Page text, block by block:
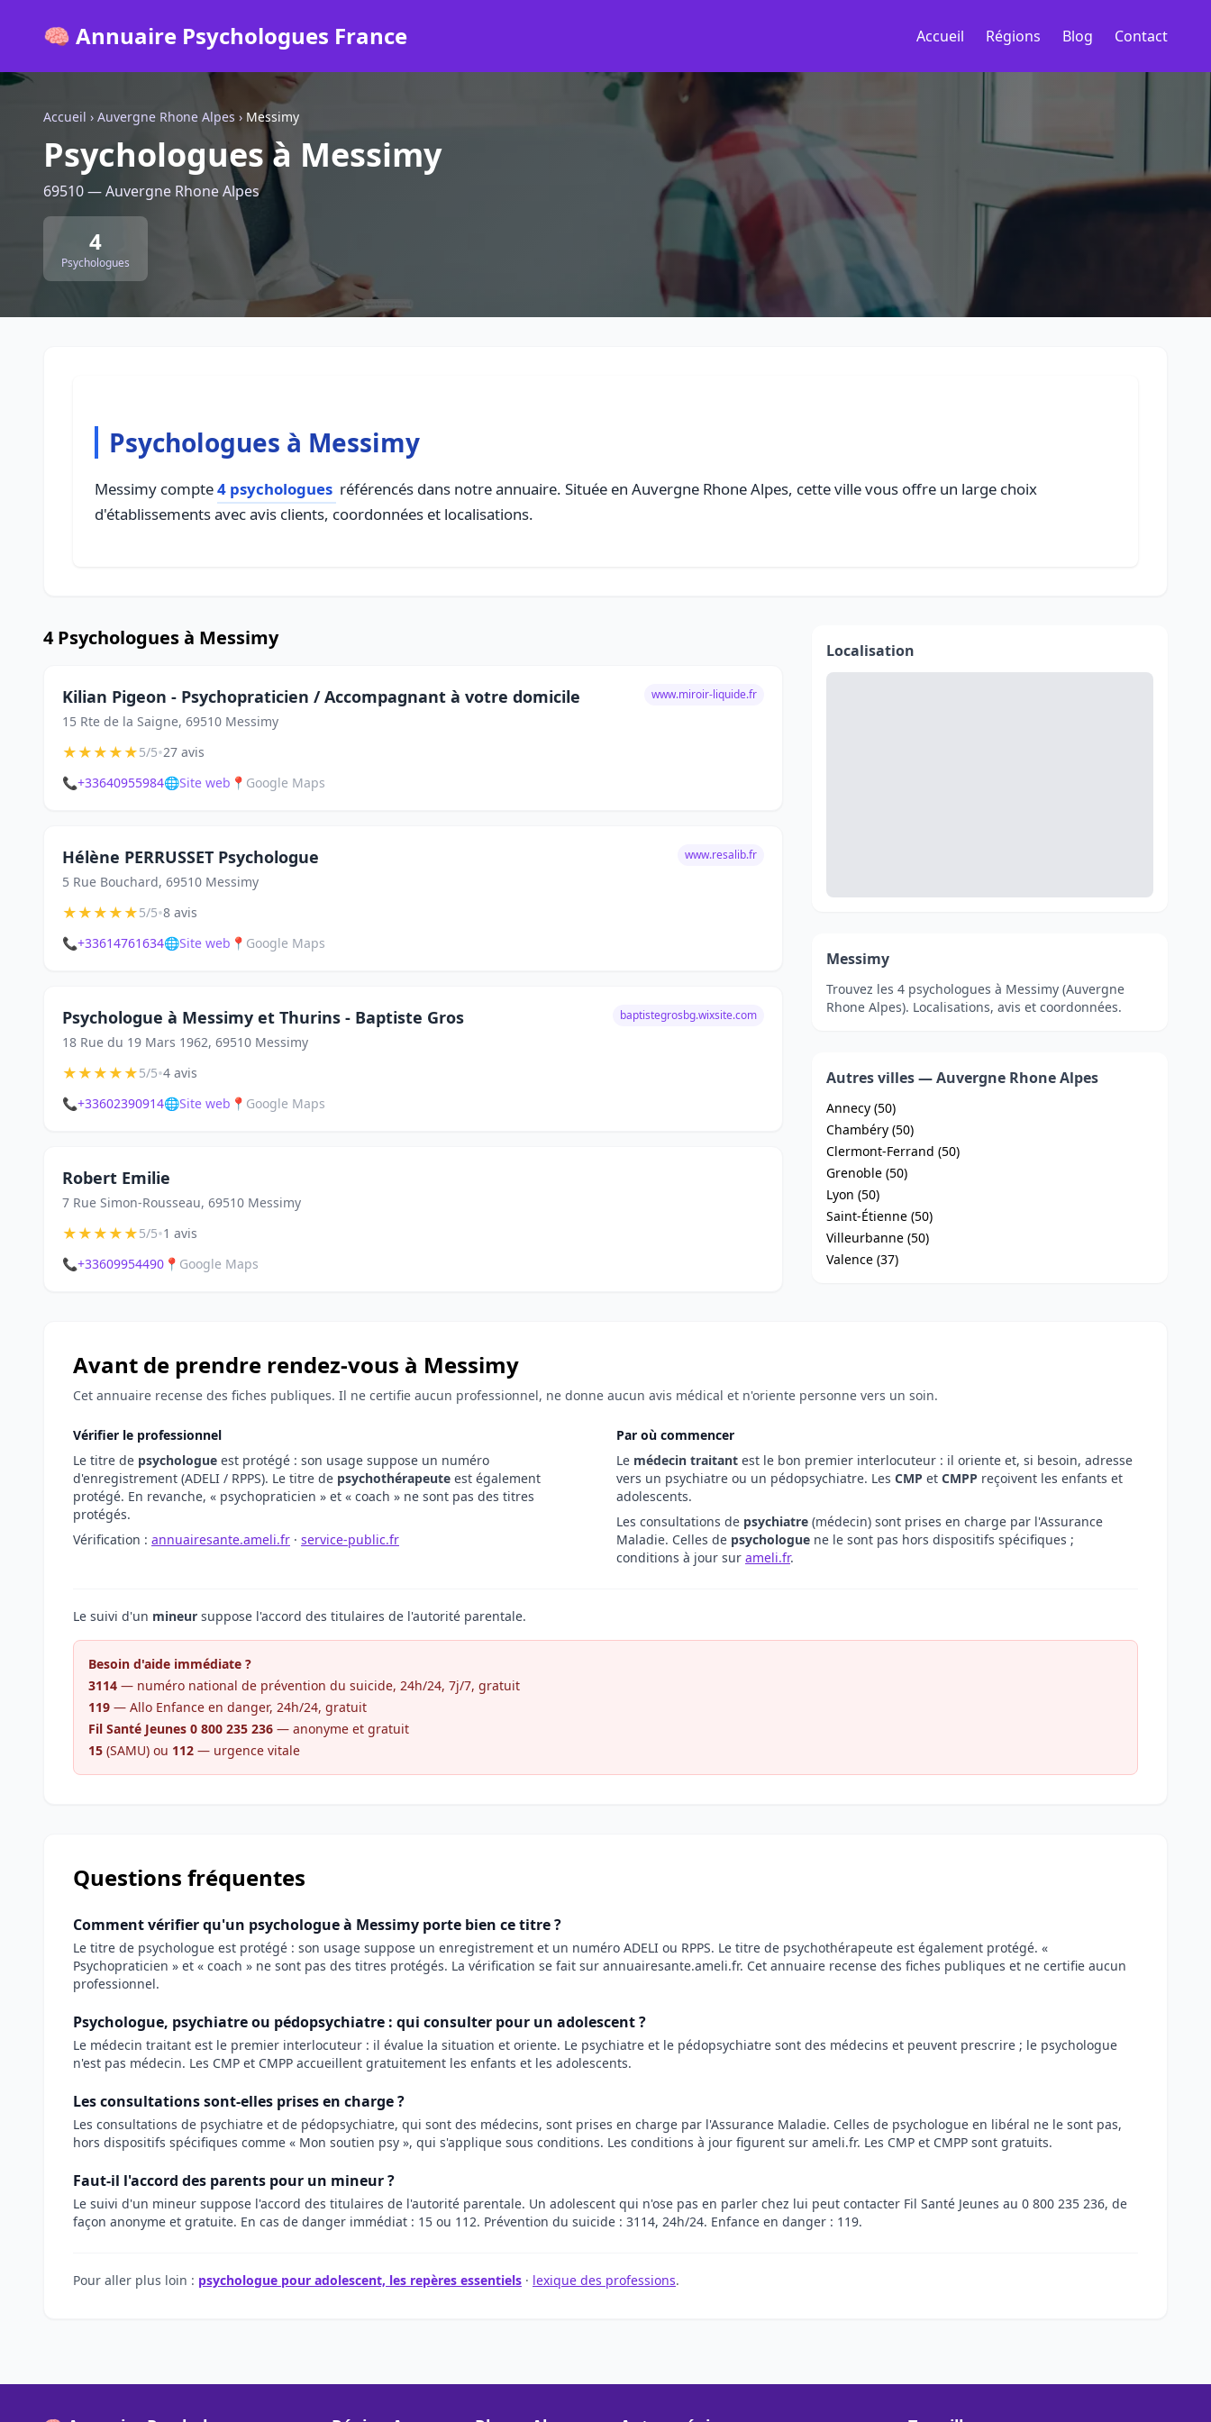
🧠 Annuaire Psychologues France Accueil Régions Blog Contact
Accueil › Auvergne Rhone Alpes › Messimy
Psychologues à Messimy
69510 — Auvergne Rhone Alpes
4
Psychologues
Psychologues à Messimy
Messimy compte4 psychologues référencés dans notre annuaire. Située en Auvergne Rhone Alpes, cette ville vous offre un large choix
d'établissements avec avis clients, coordonnées et localisations.
4 Psychologues à Messimy
Kilian Pigeon - Psychopraticien / Accompagnant à votre domicile
15 Rte de la Saigne, 69510 Messimy
www.miroir-liquide.fr
★★★★★5/5•27 avis
📞+33640955984🌐Site web 📍 Google Maps
Hélène PERRUSSET Psychologue
5 Rue Bouchard, 69510 Messimy
www.resalib.fr
★★★★★5/5•8 avis
📞+33614761634🌐Site web 📍 Google Maps
Psychologue à Messimy et Thurins - Baptiste Gros
18 Rue du 19 Mars 1962, 69510 Messimy
baptistegrosbg.wixsite.com
★★★★★5/5•4 avis
📞+33602390914🌐Site web 📍 Google Maps
Robert Emilie
7 Rue Simon-Rousseau, 69510 Messimy
★★★★★5/5•1 avis
📞+33609954490 📍 Google Maps
Localisation
Messimy
Trouvez les 4 psychologues à Messimy (Auvergne
Rhone Alpes). Localisations, avis et coordonnées.
Autres villes — Auvergne Rhone Alpes
Annecy (50)
Chambéry (50)
Clermont-Ferrand (50)
Grenoble (50)
Lyon (50)
Saint-Étienne (50)
Villeurbanne (50)
Valence (37)
Avant de prendre rendez-vous à Messimy
Cet annuaire recense des fiches publiques. Il ne certifie aucun professionnel, ne donne aucun avis médical et n'oriente personne vers un soin.
Vérifier le professionnel
Le titre de psychologue est protégé : son usage suppose un numéro
d'enregistrement (ADELI / RPPS). Le titre de psychothérapeute est également
protégé. En revanche, « psychopraticien » et « coach » ne sont pas des titres
protégés.
Vérification : annuairesante.ameli.fr · service-public.fr
Par où commencer
Le médecin traitant est le bon premier interlocuteur : il oriente et, si besoin, adresse
vers un psychiatre ou un pédopsychiatre. Les CMP et CMPP reçoivent les enfants et
adolescents.
Les consultations de psychiatre (médecin) sont prises en charge par l'Assurance
Maladie. Celles de psychologue ne le sont pas hors dispositifs spécifiques ;
conditions à jour sur ameli.fr.
Le suivi d'un mineur suppose l'accord des titulaires de l'autorité parentale.
Besoin d'aide immédiate ?
3114 — numéro national de prévention du suicide, 24h/24, 7j/7, gratuit
119 — Allo Enfance en danger, 24h/24, gratuit
Fil Santé Jeunes 0 800 235 236 — anonyme et gratuit
15 (SAMU) ou 112 — urgence vitale
Questions fréquentes
Comment vérifier qu'un psychologue à Messimy porte bien ce titre ?
Le titre de psychologue est protégé : son usage suppose un enregistrement et un numéro ADELI ou RPPS. Le titre de psychothérapeute est également protégé. «
Psychopraticien » et « coach » ne sont pas des titres protégés. La vérification se fait sur annuairesante.ameli.fr. Cet annuaire recense des fiches publiques et ne certifie aucun
professionnel.
Psychologue, psychiatre ou pédopsychiatre : qui consulter pour un adolescent ?
Le médecin traitant est le premier interlocuteur : il évalue la situation et oriente. Le psychiatre et le pédopsychiatre sont des médecins et peuvent prescrire ; le psychologue
n'est pas médecin. Les CMP et CMPP accueillent gratuitement les enfants et les adolescents.
Les consultations sont-elles prises en charge ?
Les consultations de psychiatre et de pédopsychiatre, qui sont des médecins, sont prises en charge par l'Assurance Maladie. Celles de psychologue en libéral ne le sont pas,
hors dispositifs spécifiques comme « Mon soutien psy », qui s'applique sous conditions. Les conditions à jour figurent sur ameli.fr. Les CMP et CMPP sont gratuits.
Faut-il l'accord des parents pour un mineur ?
Le suivi d'un mineur suppose l'accord des titulaires de l'autorité parentale. Un adolescent qui n'ose pas en parler chez lui peut contacter Fil Santé Jeunes au 0 800 235 236, de
façon anonyme et gratuite. En cas de danger immédiat : 15 ou 112. Prévention du suicide : 3114, 24h/24. Enfance en danger : 119.
Pour aller plus loin : psychologue pour adolescent, les repères essentiels · lexique des professions.